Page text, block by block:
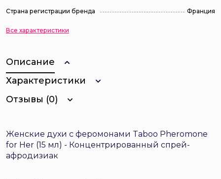
Страна регистрации бренда Франция
Все характеристики
Описание
Характеристики
Отзывы (0)
Женские духи с феромонами Taboo Pheromone
for Her (15 мл) - Концентрированный спрей-
афродизиак